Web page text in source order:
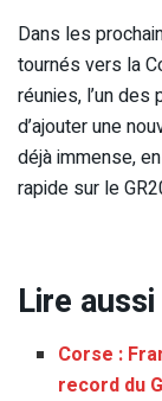
Dans les
tournés vers la
réunies, l’un
d’ajouter une
déjà immense,
rapide sur le
Lire aussi
Corse :
record du